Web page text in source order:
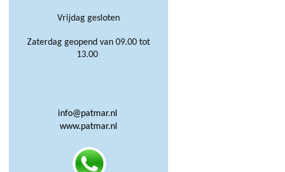
Vrijdag gesloten
Zaterdag geopend van 09.00 tot
13.00
info@patmar.nl
www.patmar.nl